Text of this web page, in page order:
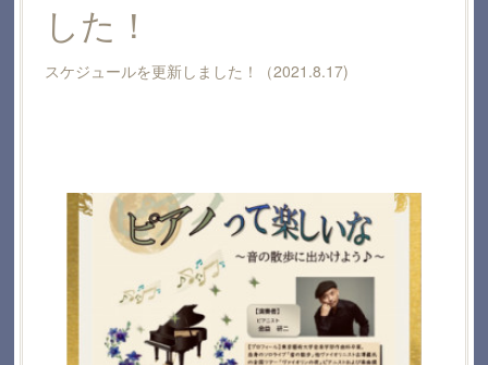
した！
スケジュールを更新しました！（2021.8.17)